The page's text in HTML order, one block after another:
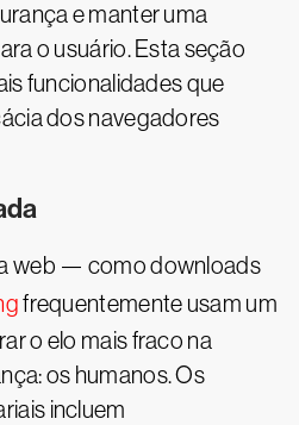
e manter uma
o usuário. Esta seção
funcionalidades que
dos navegadores
web — como downloads
frequentemente usam um
o elo mais fraco na
os humanos. Os
incluem